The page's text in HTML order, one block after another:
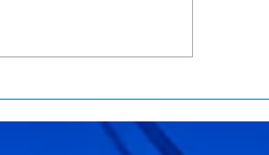
dimanche 22